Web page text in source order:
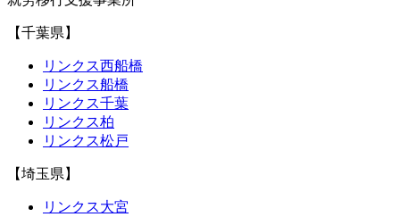
【千葉県】
リンクス西船橋
リンクス船橋
リンクス千葉
リンクス柏
リンクス松戸
【埼玉県】
リンクス大宮